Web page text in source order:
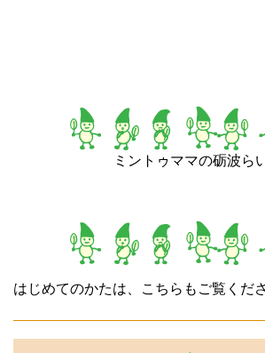
ミントゥママの砺波ら
はじめてのかたは、こちらもご覧くだ